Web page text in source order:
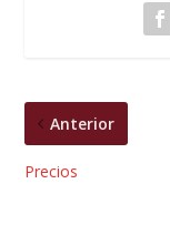
Anterior
Precios